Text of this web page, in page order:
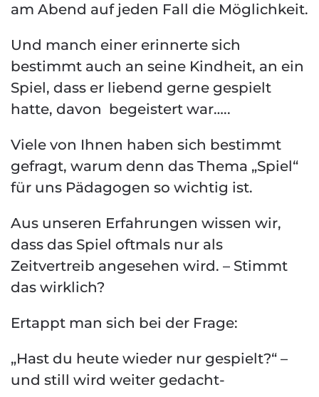
am Abend auf jeden Fall die Möglichkeit.
Und manch einer erinnerte sich
bestimmt auch an seine Kindheit, an ein
Spiel, dass er liebend gerne gespielt
hatte, davon begeistert war…..
Viele von Ihnen haben sich bestimmt
gefragt, warum denn das Thema „Spiel“
für uns Pädagogen so wichtig ist.
Aus unseren Erfahrungen wissen wir,
dass das Spiel oftmals nur als
Zeitvertreib angesehen wird. – Stimmt
das wirklich?
Ertappt man sich bei der Frage:
„Hast du heute wieder nur gespielt?“ –
und still wird weiter gedacht-